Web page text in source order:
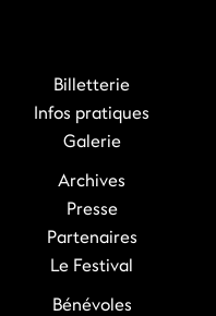
Billetterie
Infos pratiques
Galerie
Archives
Presse
Partenaires
Le Festival
Bénévoles